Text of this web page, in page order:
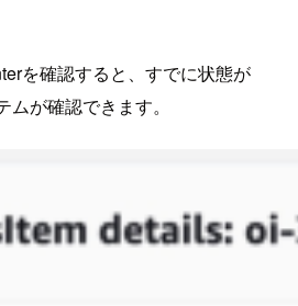
を確認すると、すでに状態が
が確認できます。